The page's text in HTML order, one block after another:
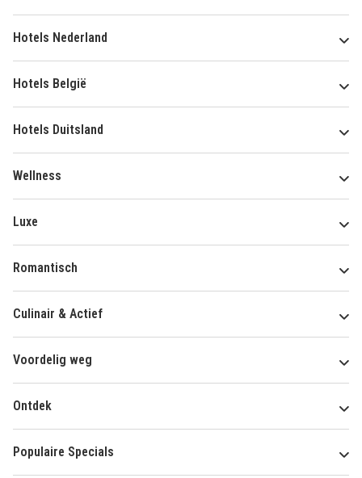
Hotels Nederland
Hotels België
Hotels Duitsland
Wellness
Luxe
Romantisch
Culinair & Actief
Voordelig weg
Ontdek
Populaire Specials